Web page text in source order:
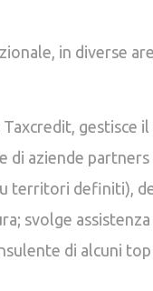
in diverse
gestisce
di aziende
territori definiti),
svolge
di alcuni